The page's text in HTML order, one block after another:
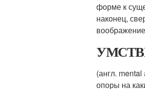
форме к
наконец,
(англ.
опоры на